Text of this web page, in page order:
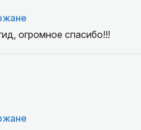
огромное спасибо!!!